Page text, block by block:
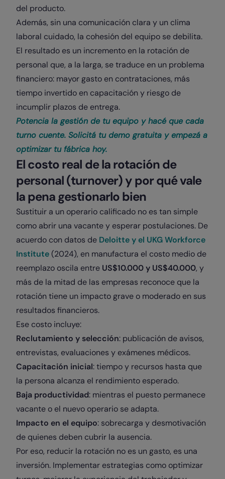
del producto.
Además, sin una comunicación clara y un clima
laboral cuidado, la cohesión del equipo se debilita.
El resultado es un incremento en la rotación de
personal que, a la larga, se traduce en un problema
financiero: mayor gasto en contrataciones, más
tiempo invertido en capacitación y riesgo de
incumplir plazos de entrega.
Potencia la gestión de tu equipo y hacé que cada
turno cuente. Solicitá tu demo gratuita y empezá a
optimizar tu fábrica hoy.
El costo real de la rotación de
personal (turnover) y por qué vale
la pena gestionarlo bien
Sustituir a un operario calificado no es tan simple
como abrir una vacante y esperar postulaciones. De
acuerdo con datos de Deloitte y el UKG Workforce
Institute (2024), en manufactura el costo medio de
reemplazo oscila entre US$10.000 y US$40.000, y
más de la mitad de las empresas reconoce que la
rotación tiene un impacto grave o moderado en sus
resultados financieros.
Ese costo incluye:
Reclutamiento y selección: publicación de avisos,
entrevistas, evaluaciones y exámenes médicos.
Capacitación inicial: tiempo y recursos hasta que
la persona alcanza el rendimiento esperado.
Baja productividad: mientras el puesto permanece
vacante o el nuevo operario se adapta.
Impacto en el equipo: sobrecarga y desmotivación
de quienes deben cubrir la ausencia.
Por eso, reducir la rotación no es un gasto, es una
inversión. Implementar estrategias como optimizar